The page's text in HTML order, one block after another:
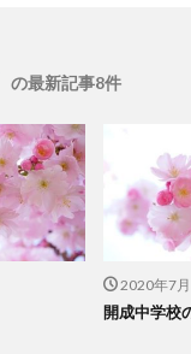
の最新記事8件
2020年7
開成中学校